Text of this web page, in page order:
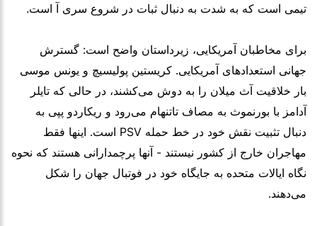
تیمی است که به شدت به دنبال ثبات در شروع سری آ است.
برای مخاطبان آمریکایی، زیرداستان واضح است: گسترش
جهانی استعدادهای آمریکایی. کریستین پولیسیچ و یونس موسی
بار خلاقیت آث میلان را به دوش می‌کشند، در حالی که تایلر
آدامز با بورنموث به مصاف تاتنهام می‌رود و ریکاردو پپی به
دنبال تثبیت نقش خود در خط حمله PSV است. اینها فقط
مهاجران خارج از کشور نیستند - آنها پرچمدارانی هستند که نحوه
نگاه ایالات متحده به جایگاه خود در فوتبال جهان را شکل
می‌دهند.